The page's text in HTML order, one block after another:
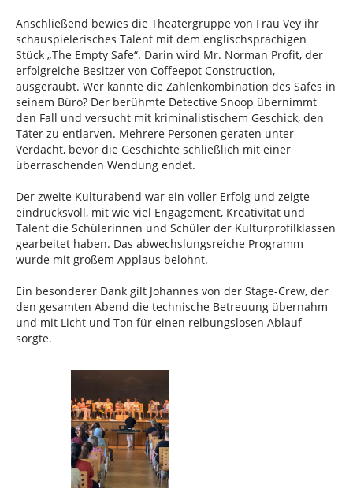
Anschließend bewies die Theatergruppe von Frau Vey ihr
schauspielerisches Talent mit dem englischsprachigen
Stück „The Empty Safe“. Darin wird Mr. Norman Profit, der
erfolgreiche Besitzer von Coffeepot Construction,
ausgeraubt. Wer kannte die Zahlenkombination des Safes in
seinem Büro? Der berühmte Detective Snoop übernimmt
den Fall und versucht mit kriminalistischem Geschick, den
Täter zu entlarven. Mehrere Personen geraten unter
Verdacht, bevor die Geschichte schließlich mit einer
überraschenden Wendung endet.
Der zweite Kulturabend war ein voller Erfolg und zeigte
eindrucksvoll, mit wie viel Engagement, Kreativität und
Talent die Schülerinnen und Schüler der Kulturprofilklassen
gearbeitet haben. Das abwechslungsreiche Programm
wurde mit großem Applaus belohnt.
Ein besonderer Dank gilt Johannes von der Stage-Crew, der
den gesamten Abend die technische Betreuung übernahm
und mit Licht und Ton für einen reibungslosen Ablauf
sorgte.